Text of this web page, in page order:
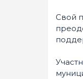
Свой